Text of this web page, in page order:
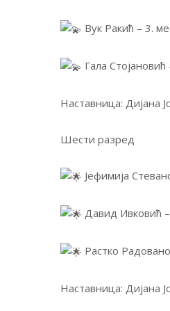
Вук Ракић – 3.
Гала
Наставница: Дијана
Шести разред
Јефимија
Давид Ивковић
Растко
Наставница: Дијана